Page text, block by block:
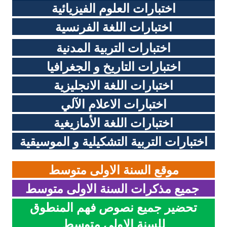
السنة الرابعة متوسط
شهادة التعليم المتوسط
بنك الفروض و الاختبارات
محفظة الأستاذ
بنك مذكرات الاستاذ
بنك التوزيعات الشهرية
دفاتر استاذ التعليم الابتدائي
المسابقات المهنية
البحوث الجاهزة
بحوث اللغة العربية
اختبارات العلوم الفيزيائية
اختبارات اللغة الفرنسية
اختبارات التربية المدنية
اختبارات التاريخ و الجغرافيا
اختبارات اللغة الانجليزية
اختبارات الاعلام الآلي
اختبارات اللغة الأمازيغية
اختبارات التربية التشكيلية و الموسيقية
موقع السنة الاولى متوسط
جميع مذكرات السنة الاولى متوسط
تحضير جميع نصوص فهم المنطوق
للسنة الاولى متوسط